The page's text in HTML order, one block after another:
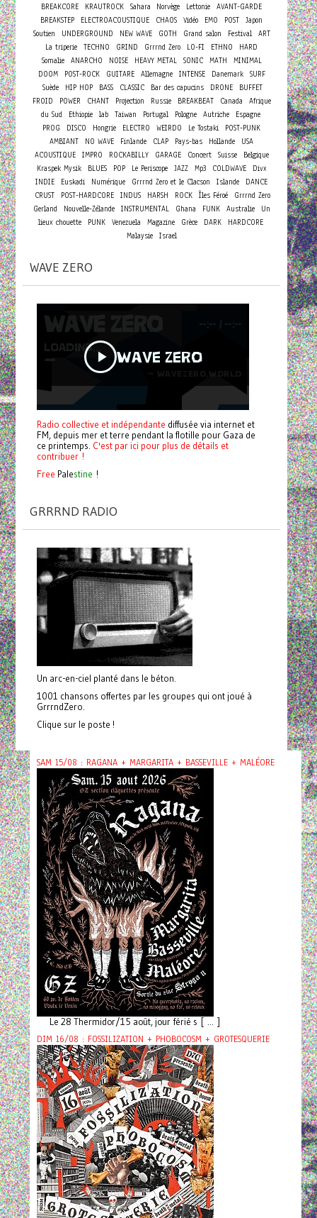
BREAKCORE KRAUTROCK Sahara Norvège Lettonie AVANT-GARDE
BREAKSTEP
ELECTROACOUSTIQUE CHAOS Vidéo EMO POST Japon
Soutien
UNDERGROUND NEW WAVE GOTH Grand salon Festival
ART
La triperie TECHNO GRIND Grrrnd Zero LO-FI ETHNO
HARD
Somalie
ANARCHO NOISE HEAVY METAL SONIC MATH
MINIMAL
DOOM
POST-ROCK GUITARE Allemagne INTENSE Danemark
SURF
Suède
HIP HOP BASS CLASSIC Bar des capucins DRONE
BUFFET
FROID
POWER CHANT Projection Russie BREAKBEAT Canada
Afrique
du Sud
Ethiopie lab Taiwan Portugal Pologne Autriche
Espagne
PROG
DISCO Hongrie ELECTRO WEIRDO Le Tostaki
POST-PUNK
AMBIANT
NO WAVE Finlande CLAP Pays-bas Hollande
USA
ACOUSTIQUE
IMPRO ROCKABILLY GARAGE Concert Suisse
Belgique
Kraspek Mysik
BLUES POP Le Periscope JAZZ Mp3 COLDWAVE
Divx
INDIE
Euskadi Numérique Grrrnd Zero et le Clacson Islande
DANCE
CRUST
POST-HARDCORE INDUS HARSH ROCK Îles Féroé
Grrrnd Zero
Gerland
Nouvelle-Zélande INSTRUMENTAL Ghana FUNK Australie
Un
lieux chouette
PUNK Venezuela Magazine Grèce DARK
HARDCORE
Malaysie
Israel
WAVE ZERO
Radio collective et indépendante diffusée via internet et
FM, depuis mer et terre pendant la flotille pour Gaza de
ce printemps. C'est par ici pour plus de détails et
contribuer !
Free Palestine !
GRRRND RADIO
Un arc-en-ciel planté dans le béton.
1001 chansons offertes par les groupes qui ont joué à
GrrrndZero.
Clique sur le poste !
SAM 15/08 : RAGANA + MARGARITA + BASSEVILLE + MALÉORE
Le 28 Thermidor/15 août, jour férié s [ ... ]
DIM 16/08 : FOSSILIZATION + PHOBOCOSM + GROTESQUERIE